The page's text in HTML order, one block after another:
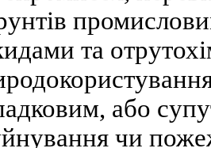
та
або
чи